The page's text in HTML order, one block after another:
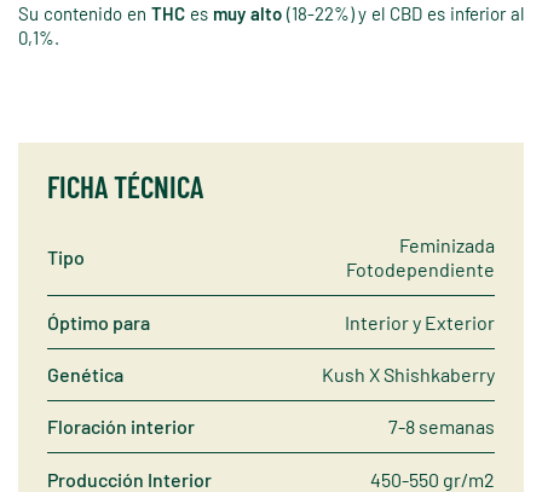
Su contenido en THCes muy alto(18-22%) y el CBD es inferior al
0,1%.
FICHA TÉCNICA
Tipo
Feminizada
Fotodependiente
Óptimo para Interior y Exterior
Genética Kush X Shishkaberry
Floración interior 7-8 semanas
Producción Interior 450-550 gr/m2